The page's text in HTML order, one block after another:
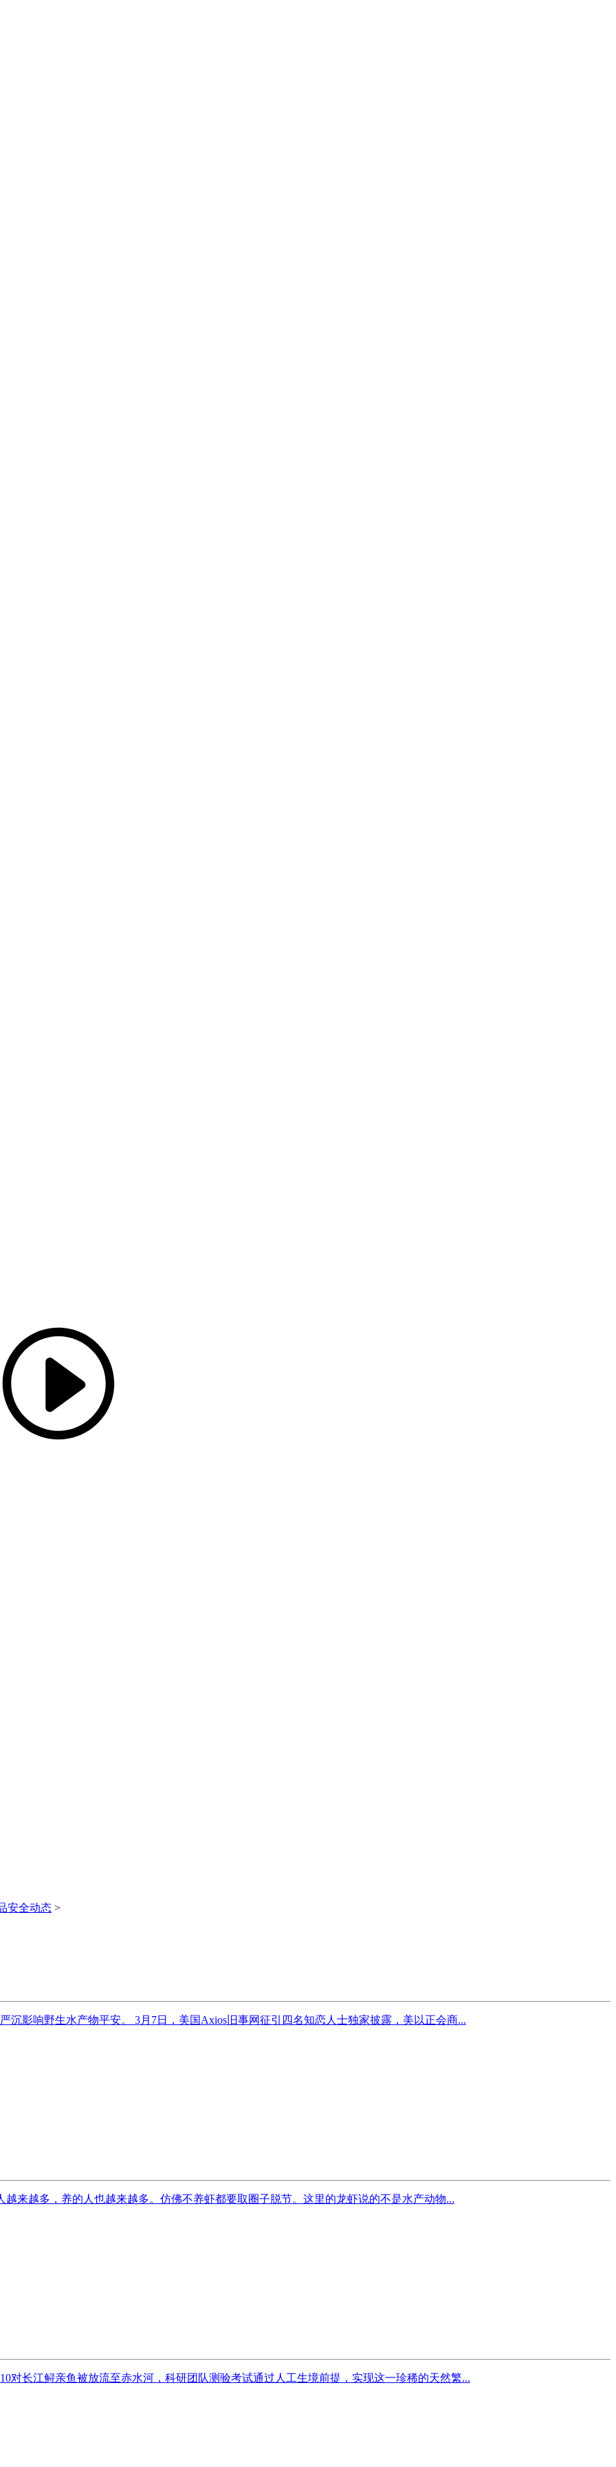
安全动态 >
沉影响野生水产物平安。 3月7日，美国Axios旧事网征引四名知恋人士独家披露，美以正会商...
来越多，养的人也越来越多。仿佛不养虾都要取圈子脱节。这里的龙虾说的不是水产动物...
对长江鲟亲鱼被放流至赤水河，科研团队测验考试通过人工生境前提，实现这一珍稀的天然繁...